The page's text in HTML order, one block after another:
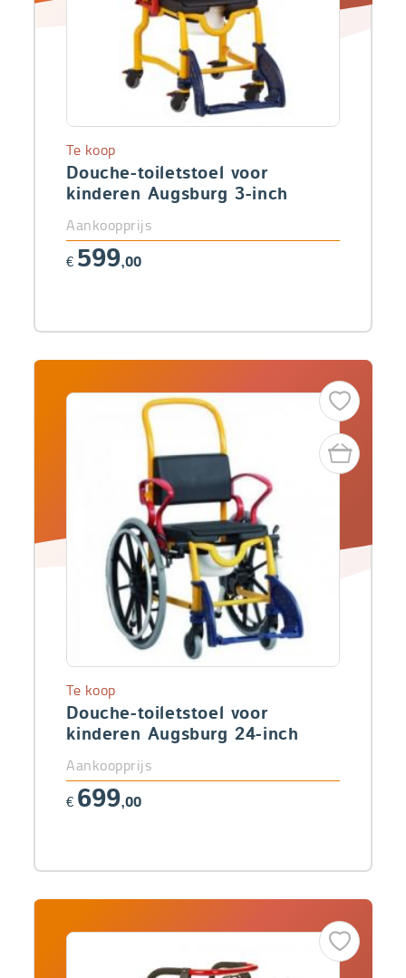
Douche-toiletstoel voor
kinderen Augsburg 3-inch
Te koop
Aankoopprijs
€ 599,00
Douche-toiletstoel voor
kinderen Augsburg 24-inch
Te koop
Aankoopprijs
€ 699,00